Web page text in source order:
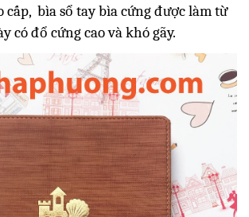
cấp, bìa sổ tay bìa cứng được làm từ
có đổ cứng cao và khó gãy.